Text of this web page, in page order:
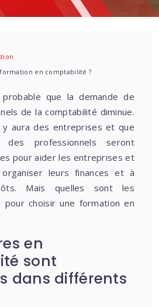
en comptabilité ?
de la comptabilité diminue.
y aura des entreprises et que
des professionnels seront
pour aider les entreprises et
leurs finances et à
Mais quelles sont les
pour choisir une formation en
en
sont
dans différents